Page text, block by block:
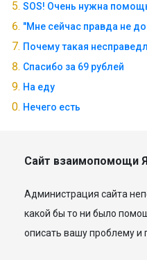
SOS! Очень нужна
"Мне сейчас правда не до
Почему такая
Спасибо за 69 рублей
На еду
Нечего есть
Сайт взаимопомощи
Администрация сайта
какой бы то ни было
описать вашу проблему и